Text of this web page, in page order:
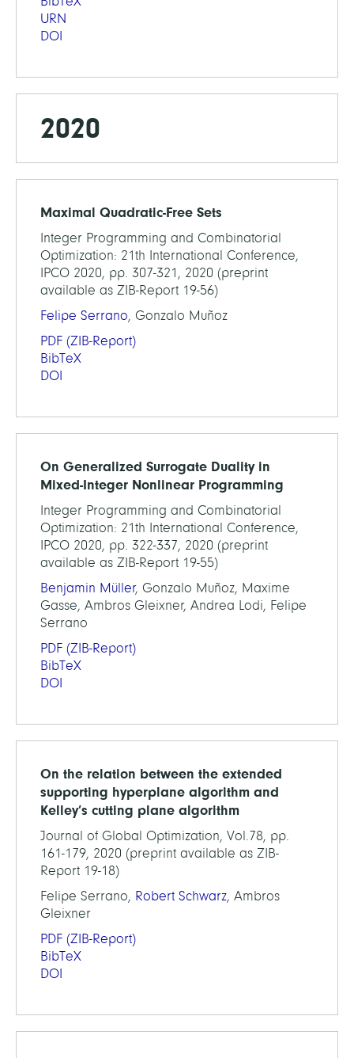
URN
DOI
2020
Maximal Quadratic-Free Sets
Integer Programming and Combinatorial
Optimization: 21th International Conference,
IPCO 2020, pp. 307-321, 2020 (preprint
available as ZIB-Report 19-56)
Felipe Serrano, Gonzalo Muñoz
PDF (ZIB-Report)
BibTeX
DOI
On Generalized Surrogate Duality in
Mixed-Integer Nonlinear Programming
Integer Programming and Combinatorial
Optimization: 21th International Conference,
IPCO 2020, pp. 322-337, 2020 (preprint
available as ZIB-Report 19-55)
Benjamin Müller, Gonzalo Muñoz, Maxime
Gasse, Ambros Gleixner, Andrea Lodi, Felipe
Serrano
PDF (ZIB-Report)
BibTeX
DOI
On the relation between the extended
supporting hyperplane algorithm and
Kelley’s cutting plane algorithm
Journal of Global Optimization, Vol.78, pp.
161-179, 2020 (preprint available as ZIB-
Report 19-18)
Felipe Serrano, Robert Schwarz, Ambros
Gleixner
PDF (ZIB-Report)
BibTeX
DOI